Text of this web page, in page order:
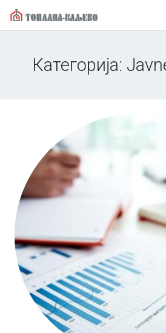
O nama
Kontakt
Категорија: